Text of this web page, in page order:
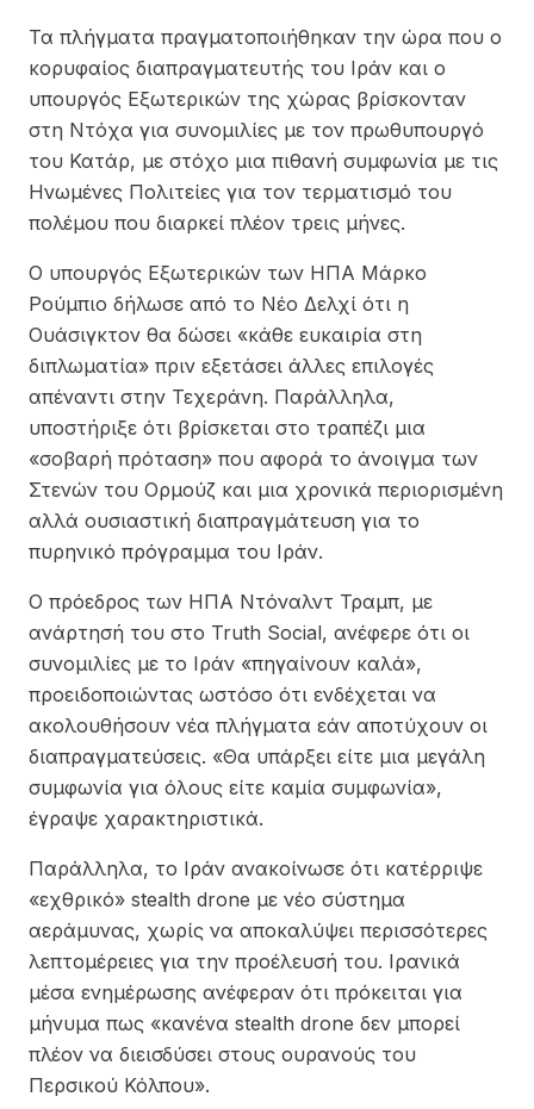
Τα πλήγματα πραγματοποιήθηκαν την ώρα που ο
κορυφαίος διαπραγματευτής του Ιράν και ο
υπουργός Εξωτερικών της χώρας βρίσκονταν
στη Ντόχα για συνομιλίες με τον πρωθυπουργό
του Κατάρ, με στόχο μια πιθανή συμφωνία με τις
Ηνωμένες Πολιτείες για τον τερματισμό του
πολέμου που διαρκεί πλέον τρεις μήνες.
Ο υπουργός Εξωτερικών των ΗΠΑ Μάρκο
Ρούμπιο δήλωσε από το Νέο Δελχί ότι η
Ουάσιγκτον θα δώσει «κάθε ευκαιρία στη
διπλωματία» πριν εξετάσει άλλες επιλογές
απέναντι στην Τεχεράνη. Παράλληλα,
υποστήριξε ότι βρίσκεται στο τραπέζι μια
«σοβαρή πρόταση» που αφορά το άνοιγμα των
Στενών του Ορμούζ και μια χρονικά περιορισμένη
αλλά ουσιαστική διαπραγμάτευση για το
πυρηνικό πρόγραμμα του Ιράν.
Ο πρόεδρος των ΗΠΑ Ντόναλντ Τραμπ, με
ανάρτησή του στο Truth Social, ανέφερε ότι οι
συνομιλίες με το Ιράν «πηγαίνουν καλά»,
προειδοποιώντας ωστόσο ότι ενδέχεται να
ακολουθήσουν νέα πλήγματα εάν αποτύχουν οι
διαπραγματεύσεις. «Θα υπάρξει είτε μια μεγάλη
συμφωνία για όλους είτε καμία συμφωνία»,
έγραψε χαρακτηριστικά.
Παράλληλα, το Ιράν ανακοίνωσε ότι κατέρριψε
«εχθρικό» stealth drone με νέο σύστημα
αεράμυνας, χωρίς να αποκαλύψει περισσότερες
λεπτομέρειες για την προέλευσή του. Ιρανικά
μέσα ενημέρωσης ανέφεραν ότι πρόκειται για
μήνυμα πως «κανένα stealth drone δεν μπορεί
πλέον να διεισδύσει στους ουρανούς του
Περσικού Κόλπου».